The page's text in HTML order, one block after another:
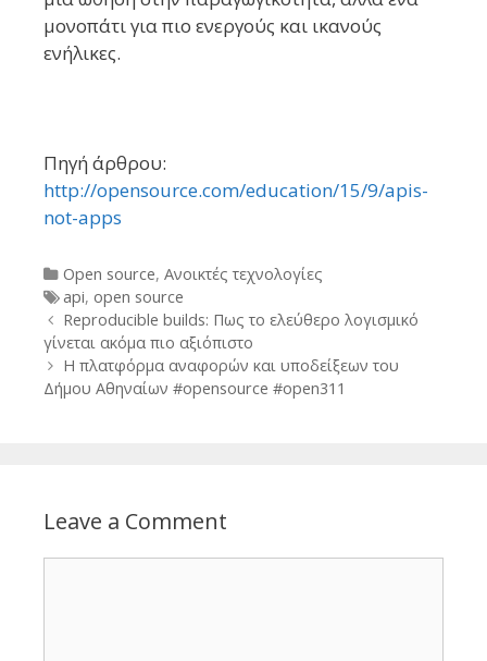
μονοπάτι για πιο ενεργούς και ικανούς
ενήλικες.
Πηγή άρθρου:
http://opensource.com/education/15/9/apis-
not-apps
Categories
Open source, Ανοικτές τεχνολογίες
Tags
api, open source
Post
navigation
Reproducible builds: Πως το ελεύθερο λογισμικό
γίνεται ακόμα πιο αξιόπιστο
Η πλατφόρμα αναφορών και υποδείξεων του
Δήμου Αθηναίων #opensource #open311
Leave a Comment